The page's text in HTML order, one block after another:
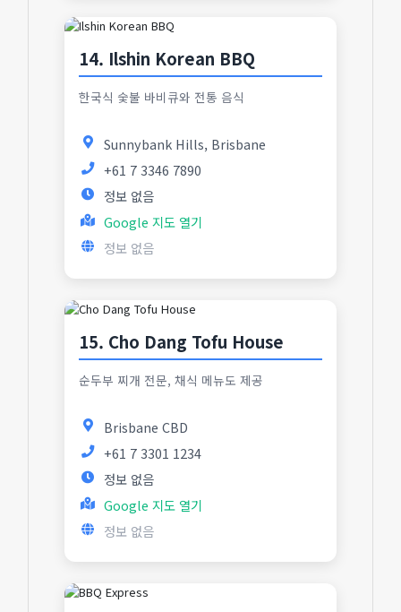
14. Ilshin Korean BBQ
한국식 숯불 바비큐와 전통 음식
Sunnybank Hills, Brisbane
+61 7 3346 7890
정보 없음
Google 지도 열기
정보 없음
15. Cho Dang Tofu House
순두부 찌개 전문, 채식 메뉴도 제공
Brisbane CBD
+61 7 3301 1234
정보 없음
Google 지도 열기
정보 없음